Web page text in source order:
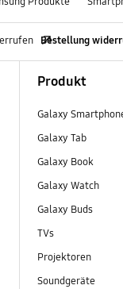
Bestellung
Produkt
Galaxy
Galaxy Tab
Galaxy Book
Galaxy Watch
Galaxy Buds
TVs
Projektoren
Soundgeräte